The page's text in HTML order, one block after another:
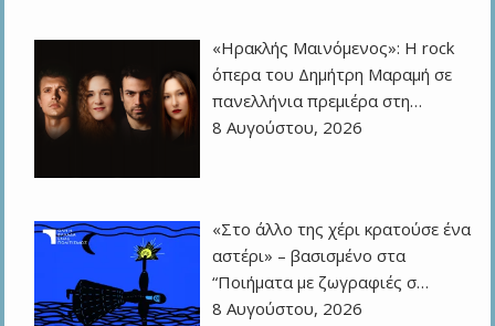
«Ηρακλής Μαινόμενος»: H rock
όπερα του Δημήτρη Μαραμή σε
πανελλήνια πρεμιέρα στη…
8 Αυγούστου, 2026
«Στο άλλο της χέρι κρατούσε ένα
αστέρι» – βασισμένο στα
“Ποιήματα με ζωγραφιές σ…
8 Αυγούστου, 2026